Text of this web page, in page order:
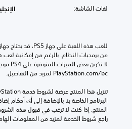
لغات الشاشة:
‎PlayStation.com/bc لمزيد من التفاصيل.
راجع شروط الخدمة لمزيد من المعلومات